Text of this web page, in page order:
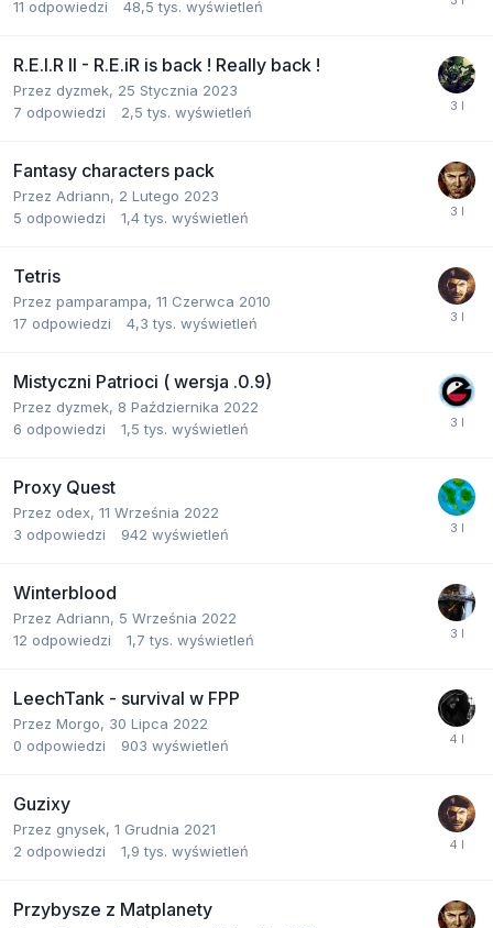
11 odpowiedzi 48,5 tys. wyświetleń
R.E.I.R II - R.E.iR is back ! Really back !
Przez dyzmek, 25 Stycznia 2023
7 odpowiedzi 2,5 tys. wyświetleń
Fantasy characters pack
Przez Adriann, 2 Lutego 2023
5 odpowiedzi 1,4 tys. wyświetleń
Tetris
Przez pamparampa, 11 Czerwca 2010
17 odpowiedzi 4,3 tys. wyświetleń
Mistyczni Patrioci ( wersja .0.9)
Przez dyzmek, 8 Października 2022
6 odpowiedzi 1,5 tys. wyświetleń
Proxy Quest
Przez odex, 11 Września 2022
3 odpowiedzi 942 wyświetleń
Winterblood
Przez Adriann, 5 Września 2022
12 odpowiedzi 1,7 tys. wyświetleń
LeechTank - survival w FPP
Przez Morgo, 30 Lipca 2022
0 odpowiedzi 903 wyświetleń
Guzixy
Przez gnysek, 1 Grudnia 2021
2 odpowiedzi 1,9 tys. wyświetleń
Przybysze z Matplanety